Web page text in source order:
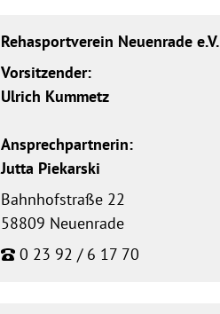
Rehasportverein Neuenrade e.V.
Bahnhofstraße 22
58809 Neuenrade
0 23 92 / 6 17 70
Vorsitzender:
Ulrich Kummetz
Ansprechpartnerin:
Jutta Piekarski